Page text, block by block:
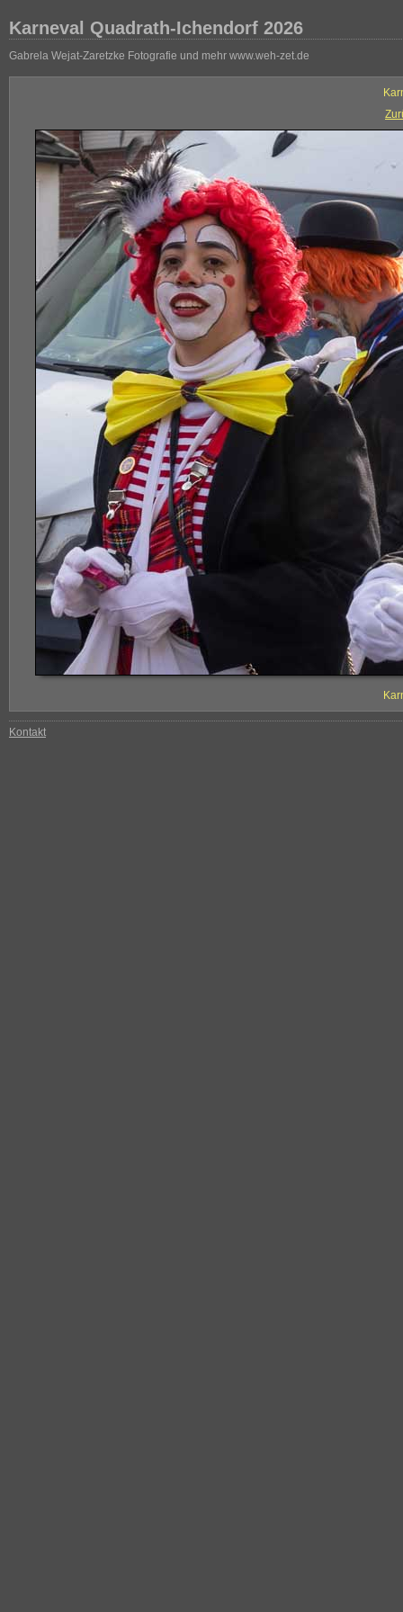
Karneval Quadrath-Ichendorf 2026
Gabrela Wejat-Zaretzke Fotografie und mehr www.weh-zet.de
Kontakt